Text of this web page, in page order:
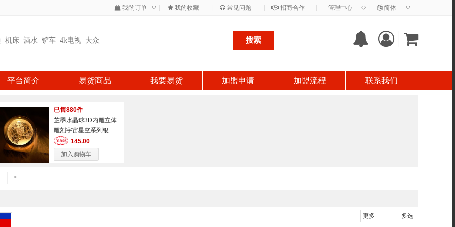
我的订单 ◇ 我的收藏 常见问题 招商合作 管理中心 ◇ 简体 ◇
搜索
平台简介 易货商品 我要易货 加盟申请 加盟流程 联系我们
已售880件
芷墨水晶球3D内雕立体
雕刻宇宙星空系列银河
系摆件生日礼物
145.00
加入购物车
>
更多 多选